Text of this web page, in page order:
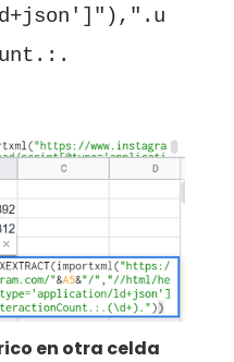
en otra celda